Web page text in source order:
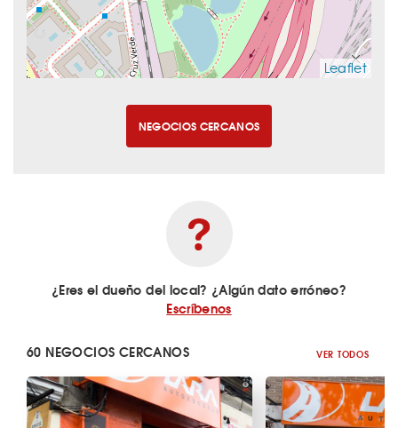
Leaflet
NEGOCIOS CERCANOS
¿Eres el dueño del local? ¿Algún dato erróneo?
Escríbenos
60 NEGOCIOS CERCANOS VER TODOS